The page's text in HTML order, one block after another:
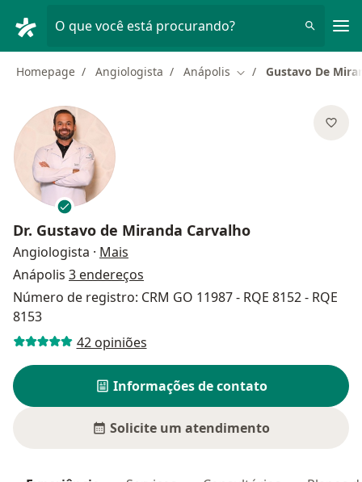
O que você está procurando?
Homepage Angiologista Anápolis Mudar de cidade
Gustavo De
Dr. Gustavo de Miranda Carvalho
Angiologista · Mais
Anápolis 3 endereços
Número de registro: CRM GO 11987 - RQE 8152 - RQE
8153
42 opiniões
Informações de contato
Solicite um atendimento